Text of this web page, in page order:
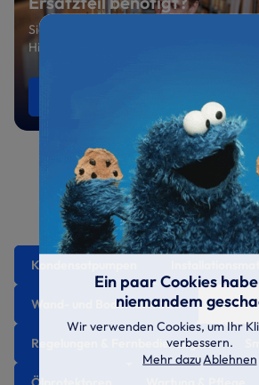
Sie suchen ein spezielles Ersatzteil oder
Hilfe bei der Auswahl? Sprechen Sie uns
Kondensatpumpen
Wand- und Bodenkonsolen
Regelungen & Fernbedienungen
Ein paar Cookies
niemandem
Wir verwenden Cookies, um Ihr
verbessern.
Mehr dazuAblehnen